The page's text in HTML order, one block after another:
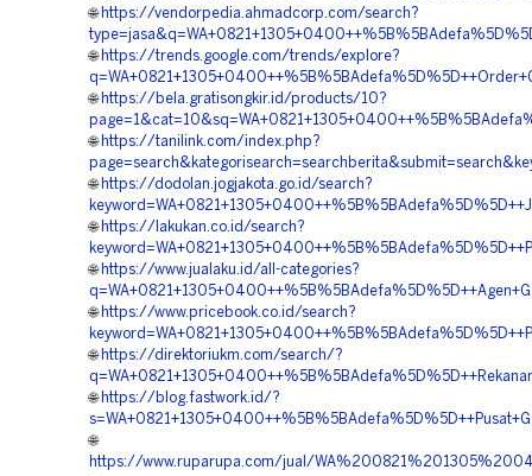
🌐 https://vendorpedia.ahmadcorp.com/search?
🌐 https://trends.google.com/trends/explore?
🌐 https://bela.gratisongkir.id/products/10?
🌐 https://tanilink.com/index.php?
🌐 https://dodolan.jogjakota.go.id/search?
🌐 https://lakukan.co.id/search?
🌐 https://www.jualaku.id/all-categories?
🌐 https://www.pricebook.co.id/search?
🌐 https://direktoriukm.com/search/?
🌐 https://blog.fastwork.id/?
🌐
https://www.ruparupa.com/jual/